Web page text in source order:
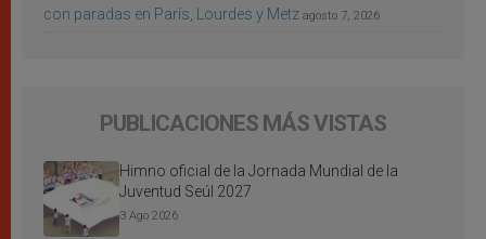
con paradas en París, Lourdes y Metz agosto 7, 2026
PUBLICACIONES MÁS VISTAS
Himno oficial de la Jornada Mundial de la
Juventud Seúl 2027
3 Ago 2026